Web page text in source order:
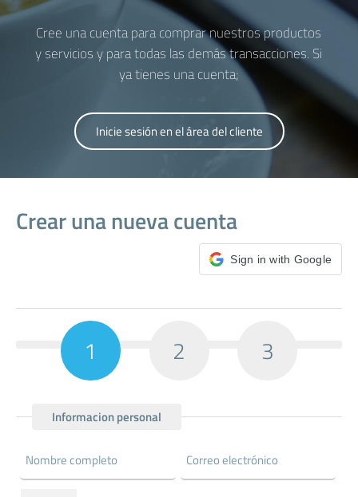
Cree una cuenta para comprar nuestros productos
y servicios y para todas las demás transacciones. Si
ya tienes una cuenta;
Inicie sesión en el área del cliente
Crear una nueva cuenta
Sign in with Google
1 2 3
Informacion personal